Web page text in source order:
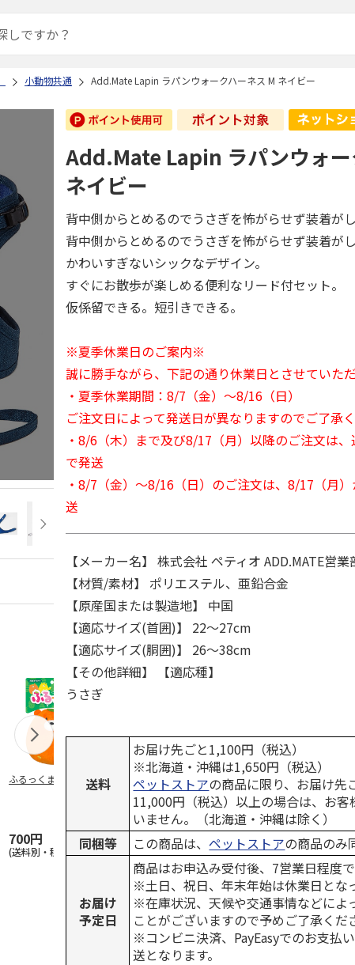
小動物共通 Add.Mate Lapin ラパンウォークハーネス M ネイビー
ふるっくま みかん
700円
(送料別・税込)
デオトイレ 飛び散
らない消臭・抗菌サ
ンド 4L
1,320円
(送料別・税込)
獣医師開発 ニオイ
をとる砂専用 猫ト
イレ ナチュラルグ
レー
1,550円
(送料別・税込)
無添加
ムデン
ぐるぐ
…
470円
(送料別
Add.Mate Lapin ラパンウォー
ネイビー
背中側からとめるのでうさぎを怖がらせず装着が
背中側からとめるのでうさぎを怖がらせず装着がし
かわいすぎないシックなデザイン。
すぐにお散歩が楽しめる便利なリード付セット。
仮係留できる。短引きできる。
※夏季休業日のご案内※
誠に勝手ながら、下記の通り休業日とさせていただ
・夏季休業期間：8/7（金）～8/16（日）
ご注文日によって発送日が異なりますのでご了承く
・8/6（木）まで及び8/17（月）以降のご注文は
で発送
・8/7（金）～8/16（日）のご注文は、8/17（月
送
【メーカー名】 株式会社 ペティオ ADD.MATE営業
【材質/素材】 ポリエステル、亜鉛合金
【原産国または製造地】 中国
【適応サイズ(首囲)】 22～27cm
【適応サイズ(胴囲)】 26～38cm
【その他詳細】 【適応種】
うさぎ
送料
お届け先ごと1,100円（税込）
※北海道・沖縄は1,650円（税込）
ペットストアの商品に限り、お届け先
11,000円（税込）以上の場合は、お客
いません。（北海道・沖縄は除く）
同梱等
この商品は、ペットストアの商品のみ
お届け
予定日
商品はお申込み受付後、7営業日程度で
※土日、祝日、年末年始は休業日とな
※在庫状況、天候や交通事情などによ
ことがございますので予めご了承くだ
※コンビニ決済、PayEasyでのお支払
送となります。